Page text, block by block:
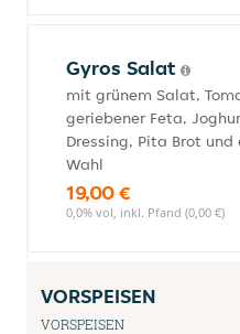
Gyros Salat
mit grünem Salat,
geriebener Feta,
Dressing, Pita Brot
Wahl
19,00 €
0,0% vol, inkl. Pfand (0,00 €)
VORSPEISEN
VORSPEISEN